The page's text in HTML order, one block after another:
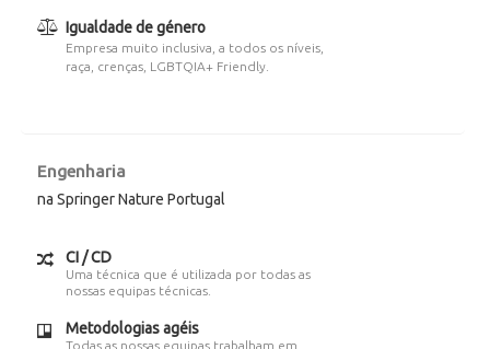
Igualdade de género
Empresa muito inclusiva, a todos os níveis,
raça, crenças, LGBTQIA+ Friendly.
Engenharia
na Springer Nature Portugal
CI / CD
Uma técnica que é utilizada por todas as
nossas equipas técnicas.
Metodologias agéis
Todas as nossas equipas trabalham em